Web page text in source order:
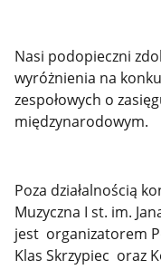
Nasi podopieczni
wyróżnienia na
zespołowych o
międzynarodowym.
Poza działalnością
Muzyczna I st. im.
jest organizatorem
Klas Skrzypiec oraz